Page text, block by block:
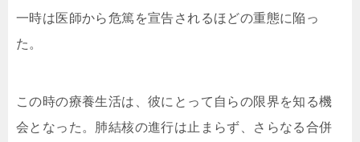
一時は医師から危篤を宣告されるほどの重態に陥っ
た。
この時の療養生活は、彼にとって自らの限界を知る機
会となった。肺結核の進行は止まらず、さらなる合併